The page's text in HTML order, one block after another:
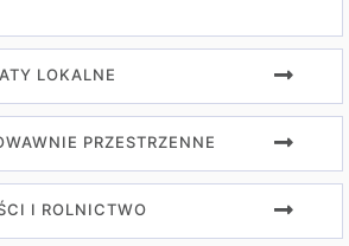
LOKALNE
PRZESTRZENNE
I ROLNICTWO